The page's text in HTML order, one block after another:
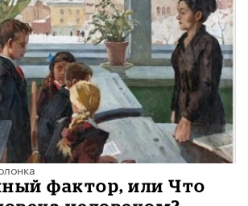
фактор, или Что